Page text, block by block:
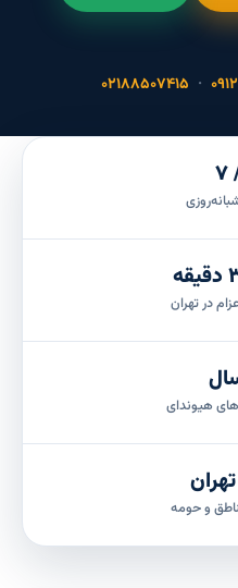
· ۰۲۱۸۸۵۰۷۴۱۵
در تهران
هیوندای
و حومه